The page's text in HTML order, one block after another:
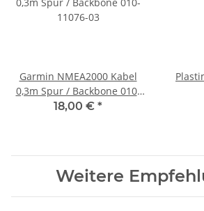
Garmin NMEA2000 Kabel
0,3m Spur / Backbone 010-
11076-03
18,00 € *
Weitere